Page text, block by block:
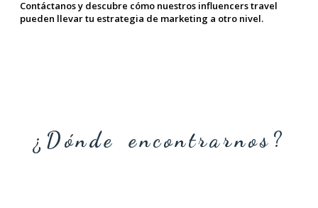
Contáctanos y descubre cómo nuestros influencers travel
pueden llevar tu estrategia de marketing a otro nivel.
¿Dónde encontrarnos?